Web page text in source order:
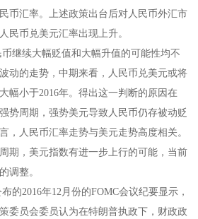
币汇率。上述政策出台后对人民币外汇市
民币兑美元汇率出现上升。
续大幅贬值和大幅升值的可能性均不
动的走势，中期来看，人民币兑美元或将
幅小于2016年。得出这一判断的原因在
势周期，强势美元导致人民币仍存被动贬
，人民币汇率走势与美元走势高度相关。
期，美元指数有进一步上行的可能，当前
调整。
2016年12月份的FOMC会议纪要显示，
委员会委员认为在特朗普执政下，财政政